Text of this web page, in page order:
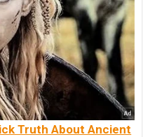
Truth About Ancient